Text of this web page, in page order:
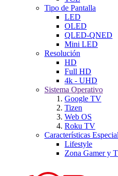
Tipo de Pantalla
LED
OLED
QLED-QNED
Mini LED
Resolución
HD
Full HD
4k - UHD
Sistema Operativo
Google TV
Tizen
Web OS
Roku TV
Características
Lifestyle
Zona Gamer y